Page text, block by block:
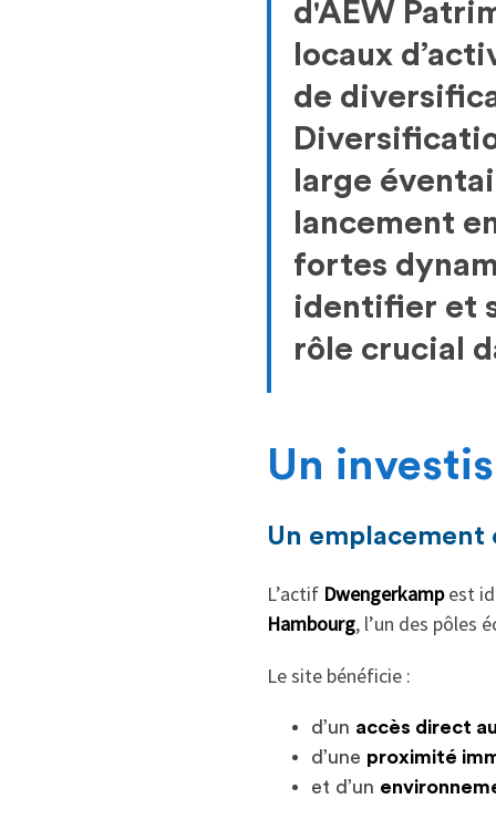
d'AEW
locaux
de
large
lancement
fortes
identifier et
rôle crucial
Un
Un
L’actif Dwengerkampest
Hambourg, l’un des pôles
Le site bénéficie :
d’un accès direct
d’une proximité
et d’un